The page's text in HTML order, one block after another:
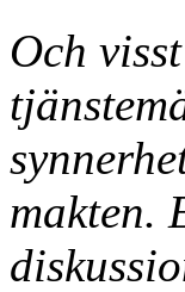
Och
makten.